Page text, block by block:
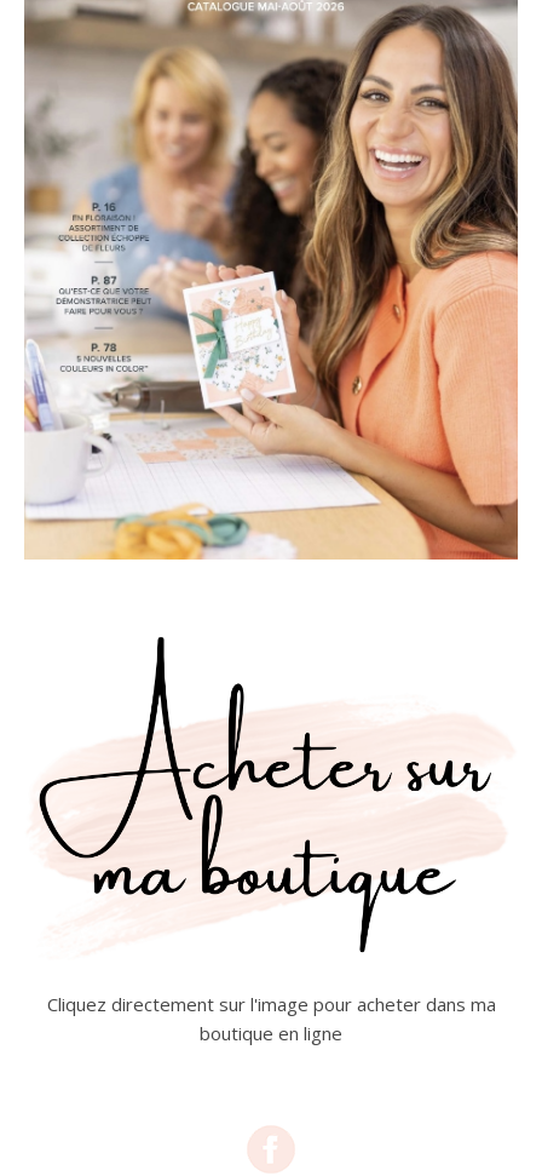
Cliquez directement sur l'image pour acheter dans ma
boutique en ligne